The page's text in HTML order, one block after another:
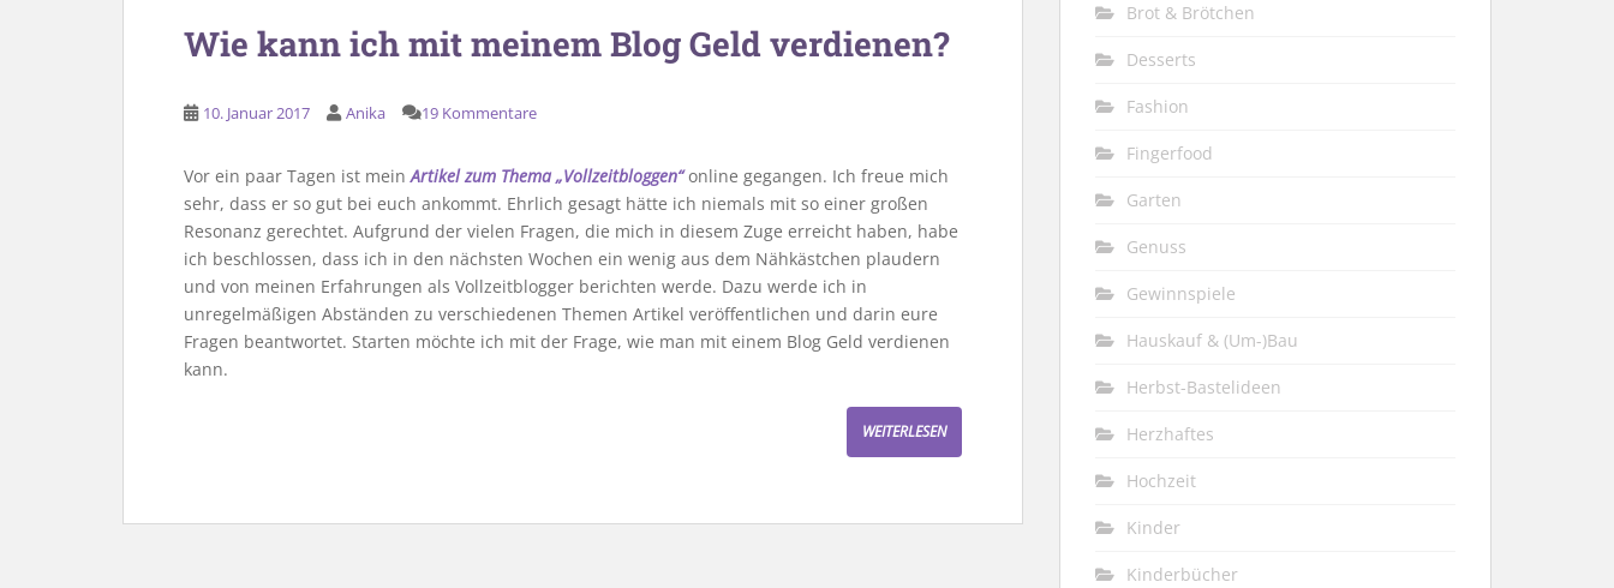
Wie kann ich mit meinem Blog Geld verdienen?
10. Januar 2017 Anika 19 Kommentare
Vor ein paar Tagen ist meinArtikel zum Thema „Vollzeitbloggen“online gegangen. Ich freue mich
sehr, dass er so gut bei euch ankommt. Ehrlich gesagt hätte ich niemals mit so einer großen
Resonanz gerechtet. Aufgrund der vielen Fragen, die mich in diesem Zuge erreicht haben, habe
ich beschlossen, dass ich in den nächsten Wochen ein wenig aus dem Nähkästchen plaudern
und von meinen Erfahrungen als Vollzeitblogger berichten werde. Dazu werde ich in
unregelmäßigen Abständen zu verschiedenen Themen Artikel veröffentlichen und darin eure
Fragen beantwortet. Starten möchte ich mit der Frage, wie man mit einem Blog Geld verdienen
kann.
WEITERLESEN
Brot & Brötchen
Desserts
Fashion
Fingerfood
Garten
Genuss
Gewinnspiele
Hauskauf & (Um-)Bau
Herbst-Bastelideen
Herzhaftes
Hochzeit
Kinder
Kinderbücher